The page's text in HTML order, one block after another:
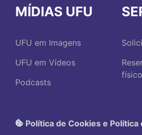
MÍDIAS UFU
UFU em Imagens
UFU em Vídeos
Podcasts
físico
Política de Cookies e Política